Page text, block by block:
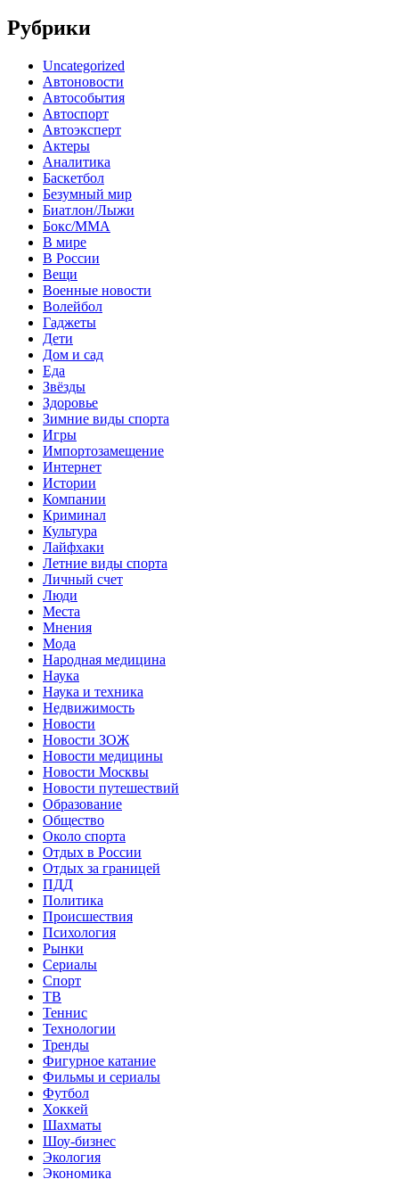
Рубрики
Uncategorized
Автоновости
Автособытия
Автоспорт
Автоэксперт
Актеры
Аналитика
Баскетбол
Безумный мир
Биатлон/Лыжи
Бокс/MMA
В мире
В России
Вещи
Военные новости
Волейбол
Гаджеты
Дети
Дом и сад
Еда
Звёзды
Здоровье
Зимние виды спорта
Игры
Импортозамещение
Интернет
Истории
Компании
Криминал
Культура
Лайфхаки
Летние виды спорта
Личный счет
Люди
Места
Мнения
Мода
Народная медицина
Наука
Наука и техника
Недвижимость
Новости
Новости ЗОЖ
Новости медицины
Новости Москвы
Новости путешествий
Образование
Общество
Около спорта
Отдых в России
Отдых за границей
ПДД
Политика
Происшествия
Психология
Рынки
Сериалы
Спорт
ТВ
Теннис
Технологии
Тренды
Фигурное катание
Фильмы и сериалы
Футбол
Хоккей
Шахматы
Шоу-бизнес
Экология
Экономика